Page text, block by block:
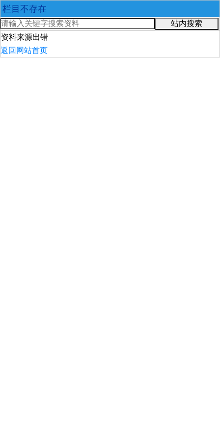
栏目不存在
站内搜索
资料来源出错
返回网站首页